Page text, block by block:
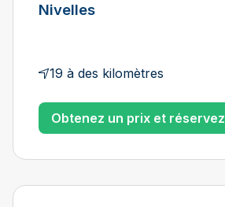
Nivelles
19 à des kilomètres
Obtenez un prix et réservez